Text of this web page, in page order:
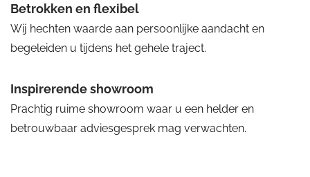
Betrokken en flexibel
Wij hechten waarde aan persoonlijke aandacht en
begeleiden u tijdens het gehele traject.
Inspirerende showroom
Prachtig ruime showroom waar u een helder en
betrouwbaar adviesgesprek mag verwachten.